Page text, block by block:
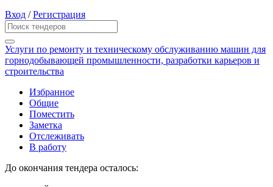
Вход /Регистрация
Услуги по ремонту и техническому обслуживанию машин для
горнодобывающей промышленности, разработки карьеров и
строительства
Избранное
Общие
Поместить
Заметка
Отслеживать
В работу
До окончания тендера осталось: